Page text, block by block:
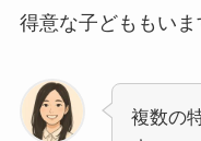
得意な子どももいま
複数の